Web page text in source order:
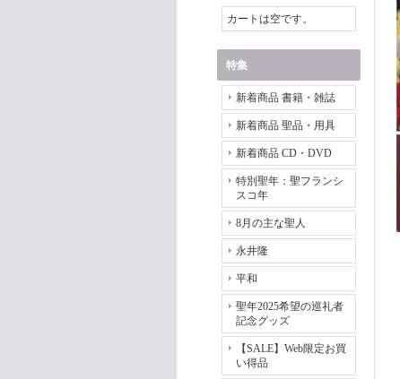
カートは空です。
特集
新着商品 書籍・雑誌
新着商品 聖品・用具
新着商品 CD・DVD
特別聖年：聖フランシ
スコ年
8月の主な聖人
永井隆
平和
聖年2025希望の巡礼者
記念グッズ
【SALE】Web限定お買
い得品